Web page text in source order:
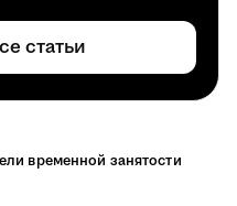
статьи
временной занятости